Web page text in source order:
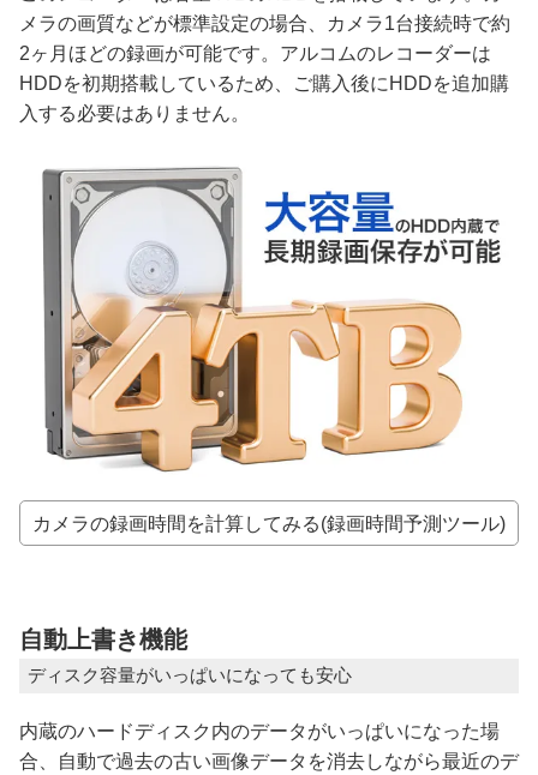
メラの画質などが標準設定の場合、カメラ1台接続時で約
2ヶ月ほどの録画が可能です。アルコムのレコーダーは
HDDを初期搭載しているため、ご購入後にHDDを追加購
入する必要はありません。
カメラの録画時間を計算してみる(録画時間予測ツール)
自動上書き機能
ディスク容量がいっぱいになっても安心
内蔵のハードディスク内のデータがいっぱいになった場
合、自動で過去の古い画像データを消去しながら最近のデ